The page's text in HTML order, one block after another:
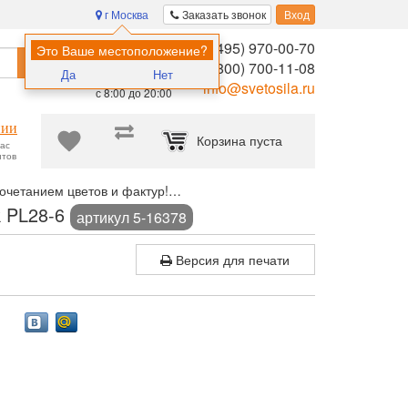
Заказать звонок Вход
г Москва
Это Ваше местоположение?
Да Нет
Помощь в
выборе:
Ежедневно,
с 8:00 до 20:00
8 (495) 970-00-70
8 (800) 700-11-08
info@svetosila.ru
Найти
Корзина пуста
цветов и фактур!
6 артикул 5-16378
Версия для печати